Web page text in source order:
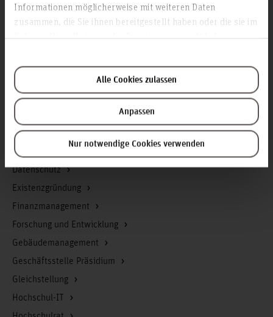
Informationen möglicherweise mit weiteren Daten
zusammen, die Sie ihnen bereitgestellt haben oder die sie im
Alle Cookies zulassen
Anpassen
Nur notwendige Cookies verwenden
Karriere
Antidiskriminierungsstelle
Arbeitssicherheit
Bibliothek
Datenschutz
Existenzgründung
Finanzmanagement
Forschung und Entwicklung
Gebäudemanagement
Geschäftsstelle Präsidium
Gleichstellung
Hochschul-IT